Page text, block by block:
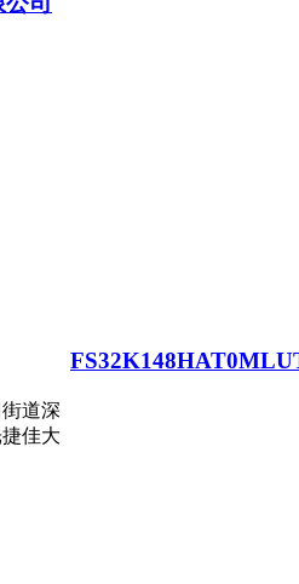
道深
佳大